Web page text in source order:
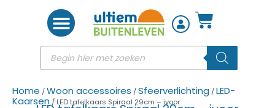
Home /Woon accessoires /Sfeerverlichting /LED-
Kaarsen / LED tafelkaars Spiraal 29cm – ivoor